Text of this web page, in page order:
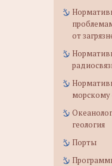
от
морскому
геология
Порты